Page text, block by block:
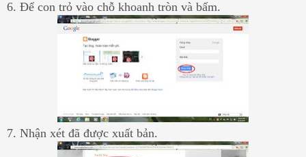
6. Để con trỏ vào chỗ khoanh tròn và bấm.
7. Nhận xét đã được xuất bản.